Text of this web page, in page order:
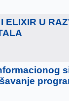
ELIXIR U